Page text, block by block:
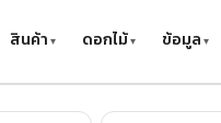
สินค้า ดอกไม้ ข้อมูล